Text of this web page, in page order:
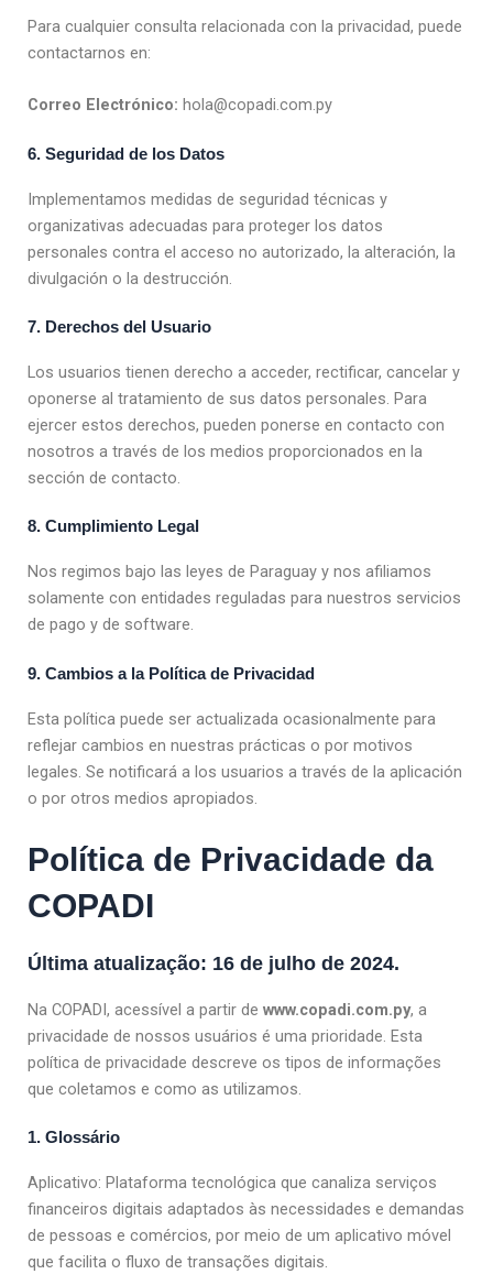
Para cualquier consulta relacionada con la privacidad, puede
contactarnos en:
Correo Electrónico: hola@copadi.com.py
6. Seguridad de los Datos
Implementamos medidas de seguridad técnicas y
organizativas adecuadas para proteger los datos
personales contra el acceso no autorizado, la alteración, la
divulgación o la destrucción.
7. Derechos del Usuario
Los usuarios tienen derecho a acceder, rectificar, cancelar y
oponerse al tratamiento de sus datos personales. Para
ejercer estos derechos, pueden ponerse en contacto con
nosotros a través de los medios proporcionados en la
sección de contacto.
8. Cumplimiento Legal
Nos regimos bajo las leyes de Paraguay y nos afiliamos
solamente con entidades reguladas para nuestros servicios
de pago y de software.
9. Cambios a la Política de Privacidad
Esta política puede ser actualizada ocasionalmente para
reflejar cambios en nuestras prácticas o por motivos
legales. Se notificará a los usuarios a través de la aplicación
o por otros medios apropiados.
Política de Privacidade da
COPADI
Última atualização: 16 de julho de 2024.
Na COPADI, acessível a partir de www.copadi.com.py, a
privacidade de nossos usuários é uma prioridade. Esta
política de privacidade descreve os tipos de informações
que coletamos e como as utilizamos.
1. Glossário
Aplicativo: Plataforma tecnológica que canaliza serviços
financeiros digitais adaptados às necessidades e demandas
de pessoas e comércios, por meio de um aplicativo móvel
que facilita o fluxo de transações digitais.